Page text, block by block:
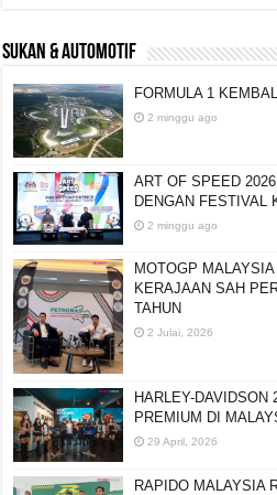
SUKAN & AUTOMOTIF
FORMULA 1
2 minggu ago
ART OF SPEED
DENGAN FESTIVAL
2 minggu ago
MOTOGP
KERAJAAN SAH
TAHUN
2 Julai, 2026
HARLEY-DAVIDSON
PREMIUM DI
29 April, 2026
RAPIDO MALAYSIA